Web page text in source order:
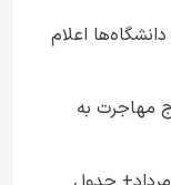
اعلام
مهاجرت به